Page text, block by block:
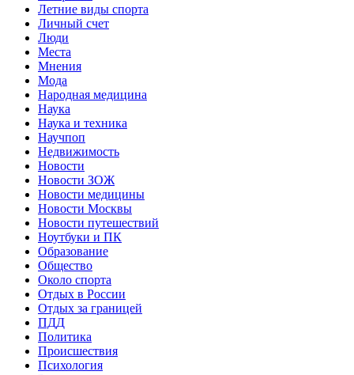
Летние виды спорта
Личный счет
Люди
Места
Мнения
Мода
Народная медицина
Наука
Наука и техника
Научпоп
Недвижимость
Новости
Новости ЗОЖ
Новости медицины
Новости Москвы
Новости путешествий
Ноутбуки и ПК
Образование
Общество
Около спорта
Отдых в России
Отдых за границей
ПДД
Политика
Происшествия
Психология